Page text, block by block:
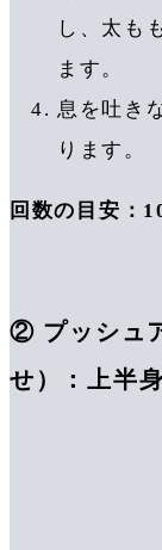
し、太も
ます。
息を吐き
ります。
回数の目安：
② プッシュ
せ）：上半